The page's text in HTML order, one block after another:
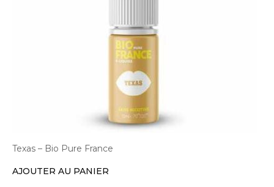
Texas – Bio Pure France
AJOUTER AU PANIER